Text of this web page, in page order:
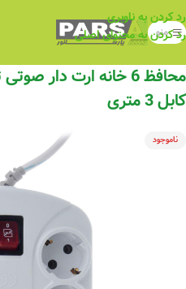
رد کردن به ناوبری
رد کردن به محتوای اصلی
منو
محافظ 6 خانه ارت دار
کابل 3 متری
ناموجود